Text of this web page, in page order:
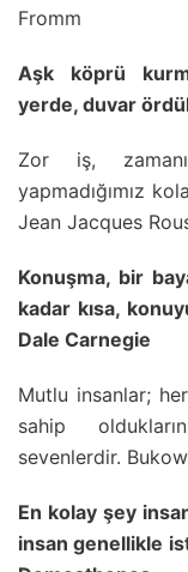
Fromm
Aşk köprü
yerde, duvar
Zor iş,
yapmadığımız
Jean Jacques
Konuşma, bir
kadar kısa,
Dale Carnegie
Mutlu insanlar;
sahip
sevenlerdir.
En kolay şey
insan genellikle